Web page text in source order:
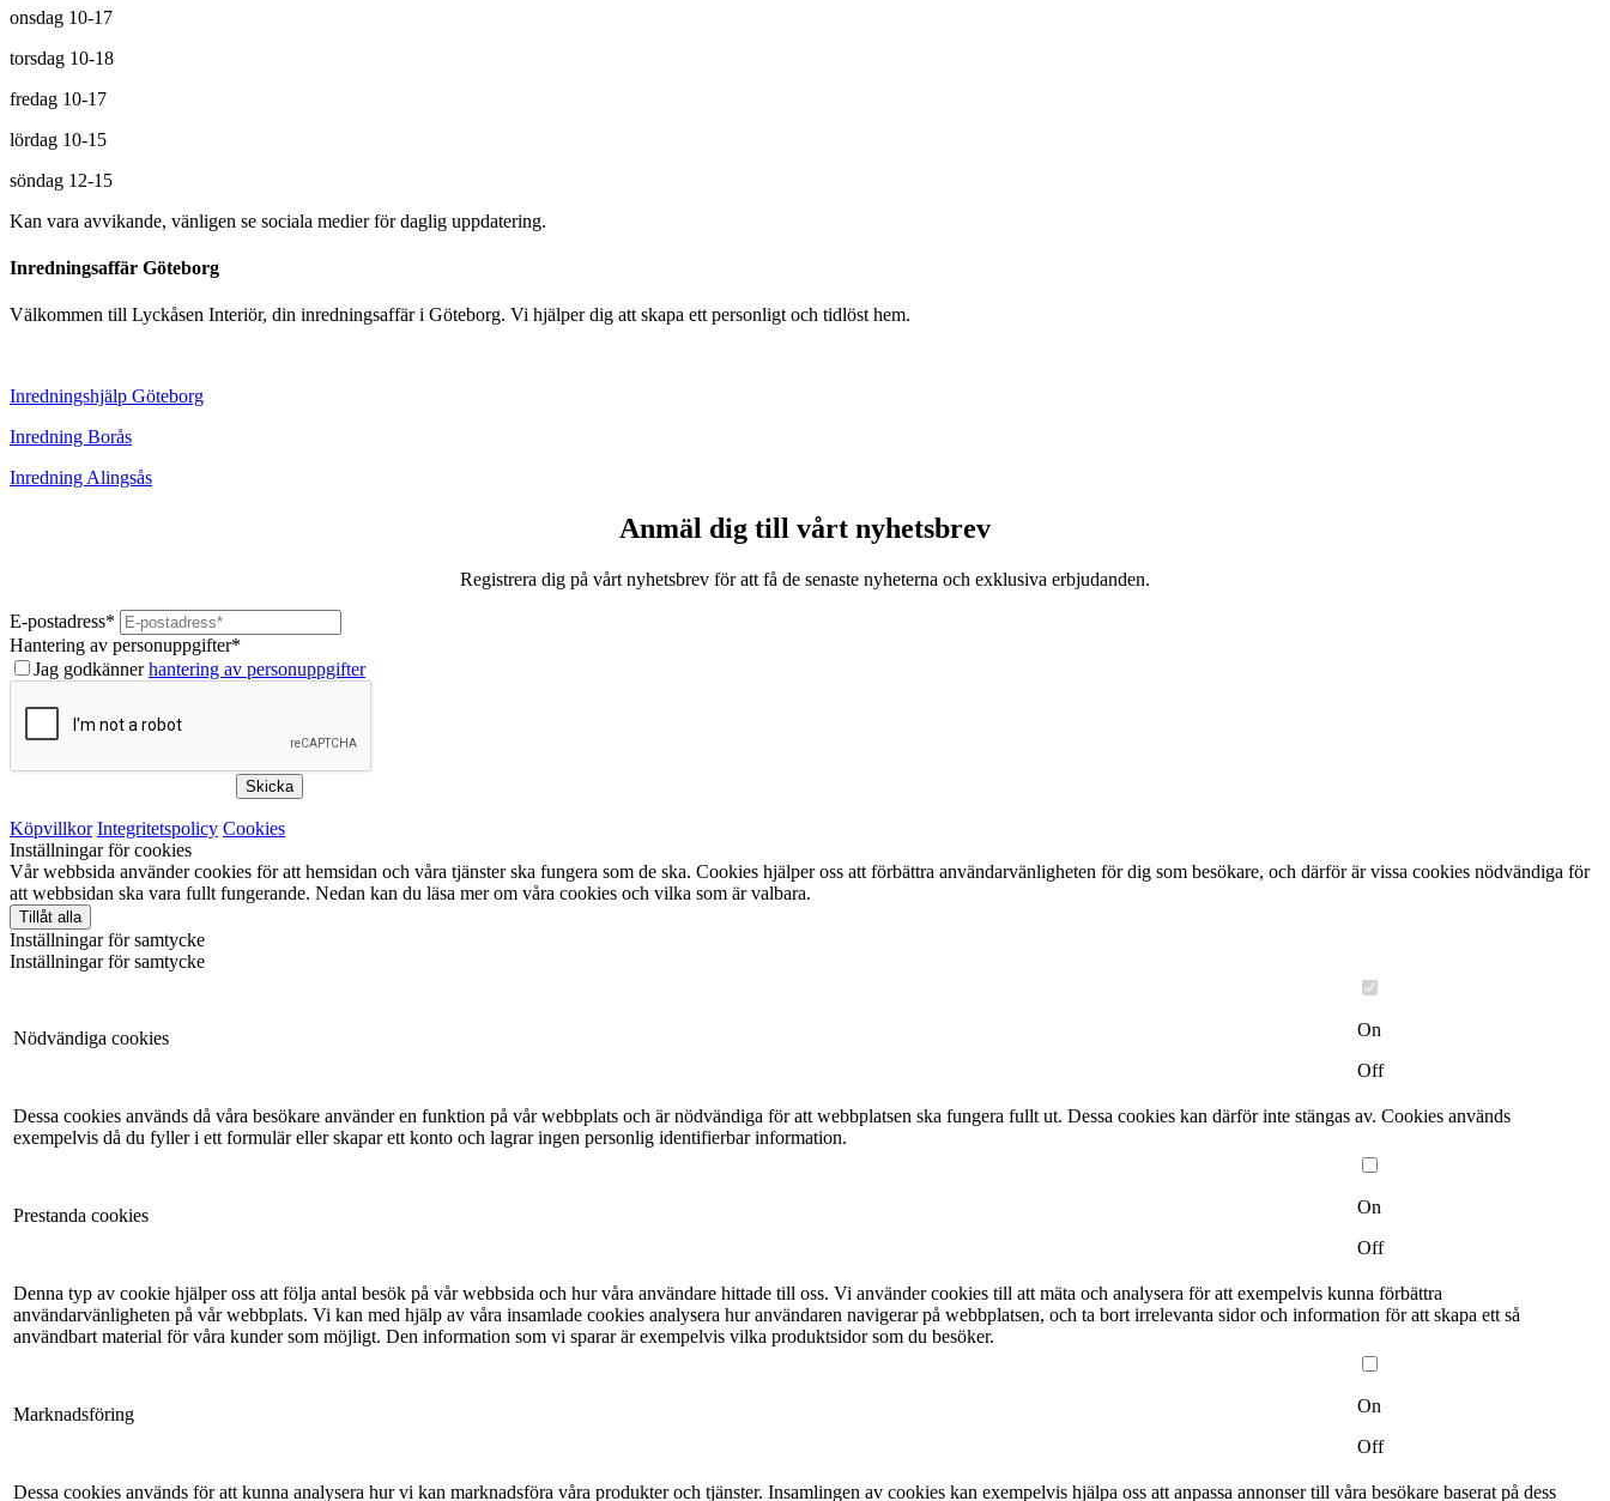
onsdag 10-17
torsdag 10-18
fredag 10-17
lördag 10-15
söndag 12-15
Kan vara avvikande, vänligen se sociala medier för daglig uppdatering.
Inredningsaffär Göteborg
Välkommen till Lyckåsen Interiör, din inredningsaffär i Göteborg. Vi hjälper dig att skapa ett personligt och tidlöst hem.
Inredningshjälp Göteborg
Inredning Borås
Inredning Alingsås
Anmäl dig till vårt nyhetsbrev
Registrera dig på vårt nyhetsbrev för att få de senaste nyheterna och exklusiva erbjudanden.
E-postadress*
Hantering av personuppgifter*
Jag godkännerhantering av personuppgifter
Skicka
Köpvillkor Integritetspolicy Cookies
Inställningar för cookies
Vår webbsida använder cookies för att hemsidan och våra tjänster ska fungera som de ska. Cookies hjälper oss att förbättra användarvänligheten för dig som besökare, och därför är vissa cookies nödvändiga för
att webbsidan ska vara fullt fungerande. Nedan kan du läsa mer om våra cookies och vilka som är valbara.
Tillåt alla
Inställningar för samtycke
Inställningar för samtycke
Nödvändiga cookies
On
Off
Dessa cookies används då våra besökare använder en funktion på vår webbplats och är nödvändiga för att webbplatsen ska fungera fullt ut. Dessa cookies kan därför inte stängas av. Cookies används
exempelvis då du fyller i ett formulär eller skapar ett konto och lagrar ingen personlig identifierbar information.
Prestanda cookies
On
Off
Denna typ av cookie hjälper oss att följa antal besök på vår webbsida och hur våra användare hittade till oss. Vi använder cookies till att mäta och analysera för att exempelvis kunna förbättra
användarvänligheten på vår webbplats. Vi kan med hjälp av våra insamlade cookies analysera hur användaren navigerar på webbplatsen, och ta bort irrelevanta sidor och information för att skapa ett så
användbart material för våra kunder som möjligt. Den information som vi sparar är exempelvis vilka produktsidor som du besöker.
Marknadsföring
On
Off
Dessa cookies används för att kunna analysera hur vi kan marknadsföra våra produkter och tjänster. Insamlingen av cookies kan exempelvis hjälpa oss att anpassa annonser till våra besökare baserat på dess